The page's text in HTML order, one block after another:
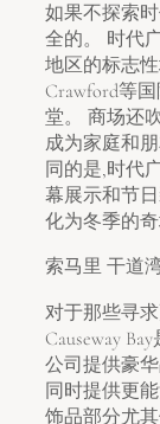
如果不探索
全的。 时代
地区的标志
Crawford等
堂。 商场还
成为家庭和
同的是,时代
幕展示和节
化为冬季的
索马里 干道
对于那些寻
Causeway
公司提供豪
同时提供更
饰品部分尤